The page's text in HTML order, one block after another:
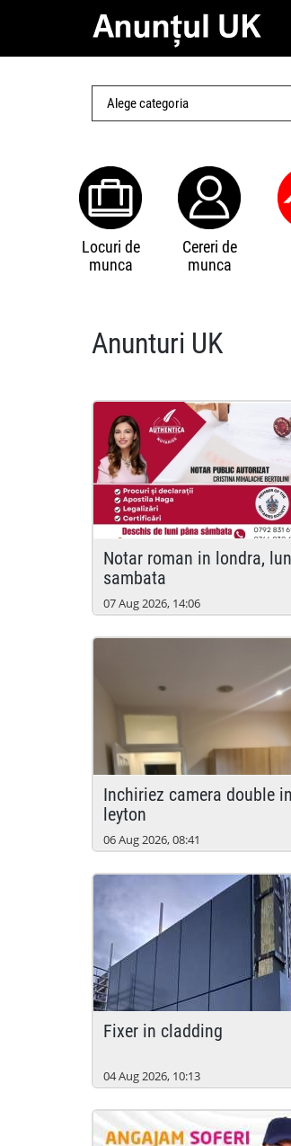
Locuri de
munca
Cereri de
munca
Anunturi UK
notar roman in londra, luni -
sambata
07 Aug 2026, 14:06
inchiriez camera double in
leyton
06 Aug 2026, 08:41
fixer in cladding
04 Aug 2026, 10:13